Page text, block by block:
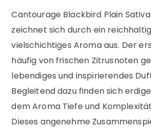
Cantourage Blackbird Plain
zeichnet sich durch ein
vielschichtiges Aroma aus. Der
häufig von frischen Zitrusnoten
lebendiges und inspirierendes
Begleitend dazu finden sich
dem Aroma Tiefe und
Dieses angenehme